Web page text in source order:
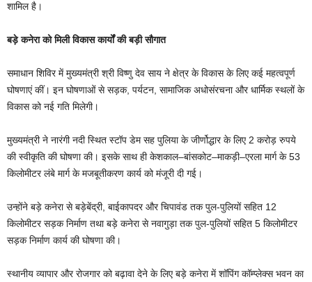
शामिल है।
बड़े कनेरा को मिली विकास कार्यों की बड़ी सौगात
समाधान शिविर में मुख्यमंत्री श्री विष्णु देव साय ने क्षेत्र के विकास के लिए कई महत्वपूर्ण
घोषणाएं कीं। इन घोषणाओं से सड़क, पर्यटन, सामाजिक अधोसंरचना और धार्मिक स्थलों के
विकास को नई गति मिलेगी।
मुख्यमंत्री ने नारंगी नदी स्थित स्टॉप डेम सह पुलिया के जीर्णोद्धार के लिए 2 करोड़ रुपये
की स्वीकृति की घोषणा की। इसके साथ ही केशकाल–बांसकोट–माकड़ी–एरला मार्ग के 53
किलोमीटर लंबे मार्ग के मजबूतीकरण कार्य को मंजूरी दी गई।
उन्होंने बड़े कनेरा से बड़ेबेंद्री, बाईकापदर और चिपावंड तक पुल-पुलियों सहित 12
किलोमीटर सड़क निर्माण तथा बड़े कनेरा से नवागुड़ा तक पुल-पुलियों सहित 5 किलोमीटर
सड़क निर्माण कार्य की घोषणा की।
स्थानीय व्यापार और रोजगार को बढ़ावा देने के लिए बड़े कनेरा में शॉपिंग कॉम्प्लेक्स भवन का